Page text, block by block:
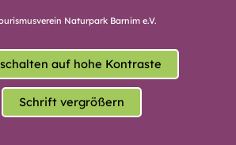
Naturpark Barnim e.V.
auf hohe Kontraste
Schrift vergrößern